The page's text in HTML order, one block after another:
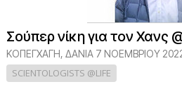
Σούπερ νίκη για τον Χανς
ΚΟΠΕΓΧΆΓΗ, ΔΑΝΊΑ 7 ΝΟΕΜΒΡΙΟΥ
SCIENTOLOGISTS @LIFE